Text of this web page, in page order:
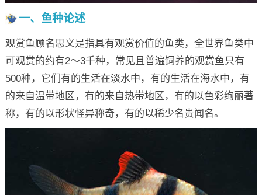
一、鱼种论述
观赏鱼顾名思义是指具有观赏价值的鱼类，全世界鱼类中
可观赏的约有2～3千种，常见且普遍饲养的观赏鱼只有
500种，它们有的生活在淡水中，有的生活在海水中，有
的来自温带地区，有的来自热带地区，有的以色彩绚丽著
称，有的以形状怪异称奇，有的以稀少名贵闻名。